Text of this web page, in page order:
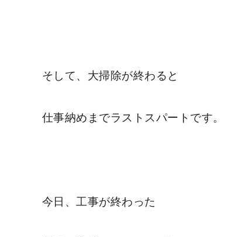
そして、大掃除が終わると
仕事納めまでラストスパートです。
今日、工事が終わった